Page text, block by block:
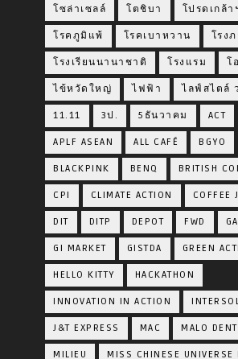
โซล่าเซลล์ โตชิบา โปรดเกล้า
โรคภูมิแพ้ โรคเบาหวาน โรง
โรงเรียนนานาชาติ โรงแรม โ
ไข้หวัดใหญ่ ไฟฟ้า ไลฟ์สไตล์
11.11 3ป. 5ธันวาคม ACT
APLF ASEAN ALL CAFÉ BGYO
BLACKPINK BENQ BRITISH
CPI CLIMATE ACTION COFFEE
DIT DITP DEPOT FWD
GI MARKET GISTDA GREEN
HELLO KITTY HACKATHON
INNOVATION IN ACTION
J&T EXPRESS MAC MALO
MILIEU MISS CHINESE UNIVERSE